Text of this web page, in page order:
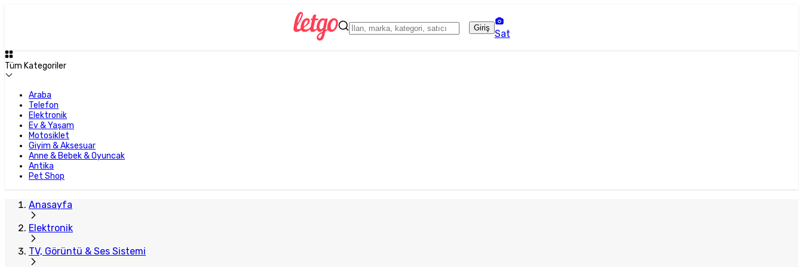
Giriş
Sat
Tüm Kategoriler
Araba
Telefon
Elektronik
Ev & Yaşam
Motosiklet
Giyim & Aksesuar
Anne & Bebek & Oyuncak
Antika
Pet Shop
Anasayfa
Elektronik
TV, Görüntü & Ses Sistemi